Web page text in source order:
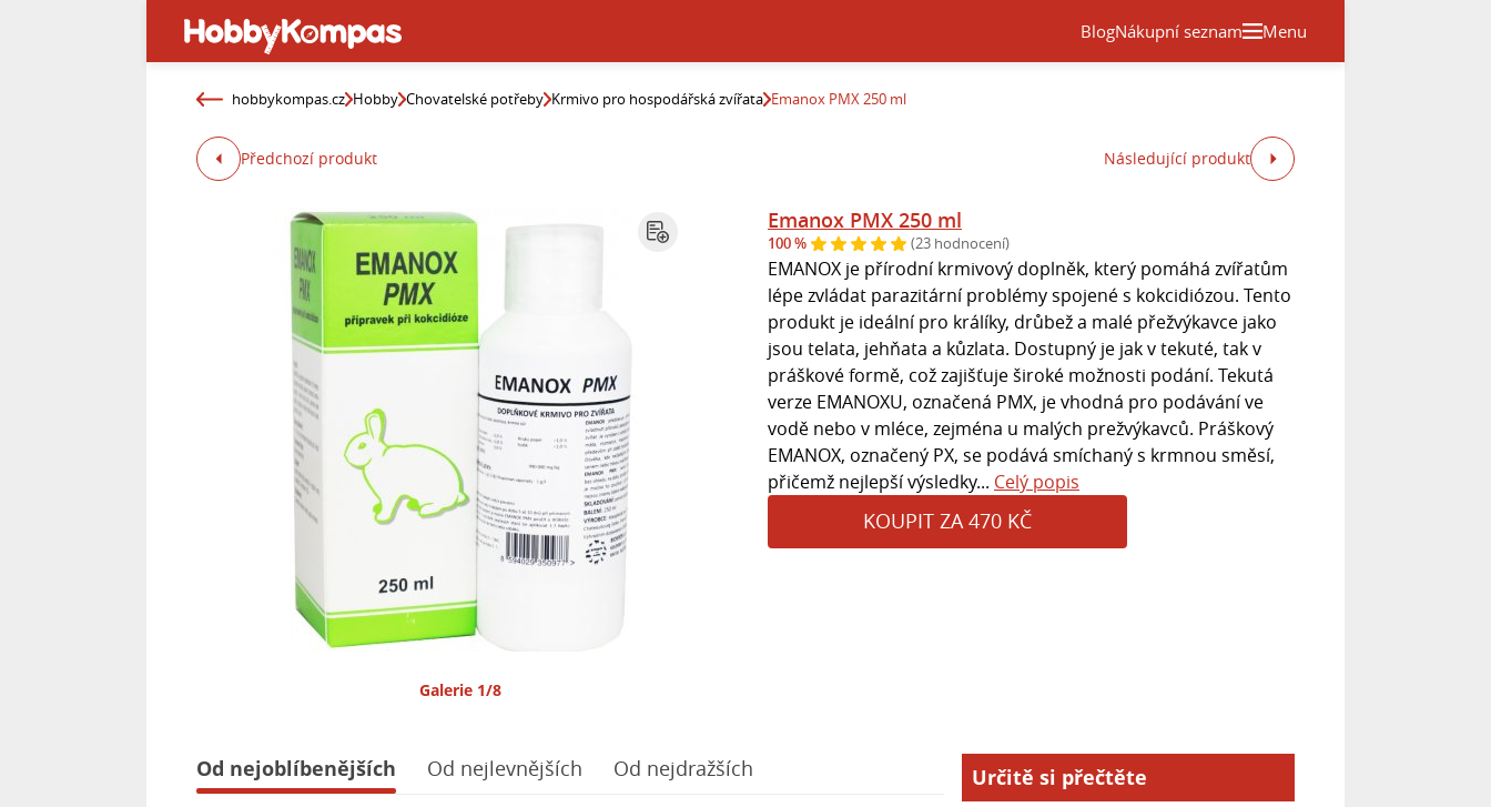
BlogNákupní seznam Menu
hobbykompas.cz Hobby Chovatelské potřeby Krmivo pro hospodářská zvířata Emanox PMX 250 ml
Předchozí produkt Následující produkt
Galerie 1/8
Emanox PMX 250 ml
100 % (23 hodnocení)
EMANOX je přírodní krmivový doplněk, který pomáhá zvířatům
lépe zvládat parazitární problémy spojené s kokcidiózou. Tento
produkt je ideální pro králíky, drůbež a malé přežvýkavce jako
jsou telata, jehňata a kůzlata. Dostupný je jak v tekuté, tak v
práškové formě, což zajišťuje široké možnosti podání. Tekutá
verze EMANOXU, označená PMX, je vhodná pro podávání ve
vodě nebo v mléce, zejména u malých prežvýkavců. Práškový
EMANOX, označený PX, se podává smíchaný s krmnou směsí,
přičemž nejlepší výsledky... Celý popis
KOUPIT ZA 470 KČ
Od nejoblíbenějších Od nejlevnějších Od nejdražších Určitě si přečtěte